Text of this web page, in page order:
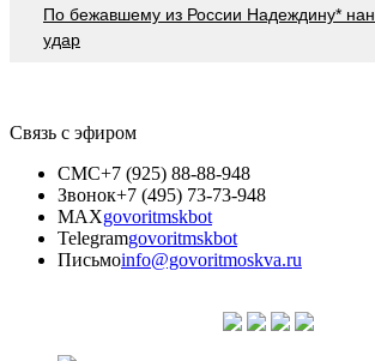
По бежавшему из России Надеждину*
удар
Связь с эфиром
СМС+7 (925) 88-88-948
Звонок+7 (495) 73-73-948
MAXgovoritmskbot
Telegramgovoritmskbot
Письмоinfo@govoritmoskva.ru